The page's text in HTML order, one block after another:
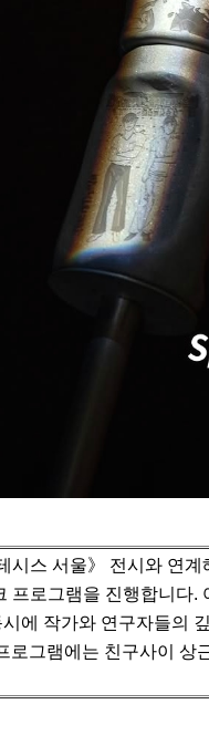
시스 서울》 전시와 연
프로그램을 진행합니다.
에 작가와 연구자들의
로그램에는 친구사이 상